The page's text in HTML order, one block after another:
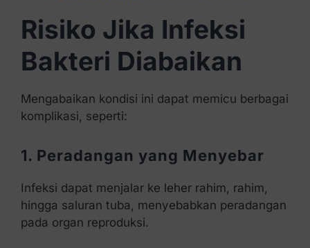
Risiko Jika Infeksi
Bakteri Diabaikan
Mengabaikan kondisi ini dapat memicu berbagai
komplikasi, seperti:
1. Peradangan yang Menyebar
Infeksi dapat menjalar ke leher rahim, rahim,
hingga saluran tuba, menyebabkan peradangan
pada organ reproduksi.